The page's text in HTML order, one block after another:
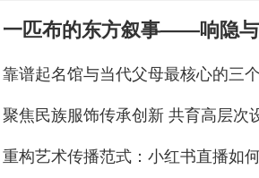
一匹布的东方叙事——响隐
重构艺术传播范式：小红书直播如